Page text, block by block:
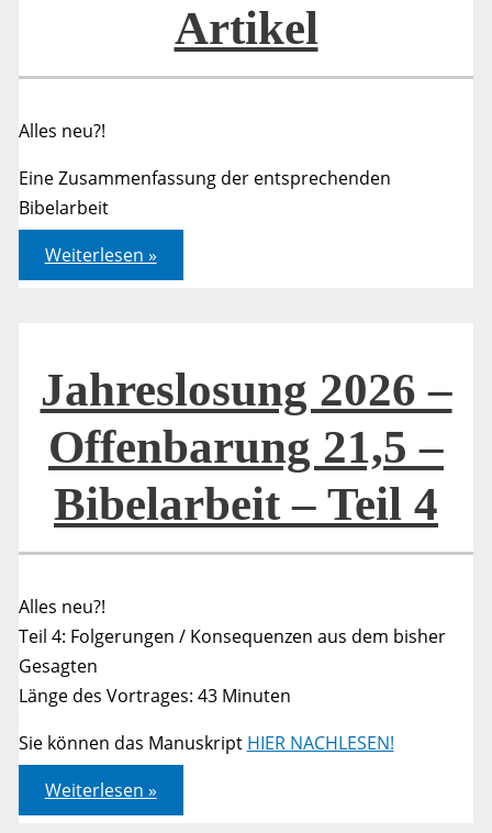
Artikel
Alles neu?!
Eine Zusammenfassung der entsprechenden
Bibelarbeit
Jahreslosung
2026
–
Weiterlesen »
Jahreslosung 2026 –
Offenbarung 21,5 –
Bibelarbeit – Teil 4
Alles neu?!
Teil 4: Folgerungen / Konsequenzen aus dem bisher
Gesagten
Länge des Vortrages: 43 Minuten
Sie können das Manuskript HIER NACHLESEN!
Jahreslosung
2026
–
Weiterlesen »